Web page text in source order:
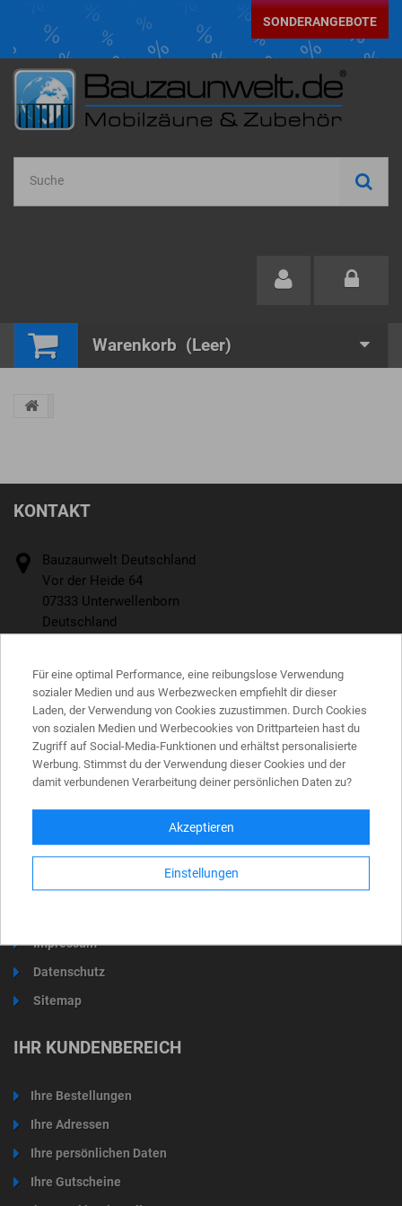
SONDERANGEBOTE
Warenkorb (Leer)
KONTAKT
Bauzaunwelt Deutschland
Vor der Heide 64
07333 Unterwellenborn
Deutschland
+4936715242770
E-Mail
office@bauzaunwelt.de
INFORMATIONEN
Rücknahmebedingung
Impressum
Datenschutz
Sitemap
IHR KUNDENBEREICH
Ihre Bestellungen
Ihre Adressen
Ihre persönlichen Daten
Ihre Gutscheine
Für eine optimal Performance, eine reibungslose Verwendung
sozialer Medien und aus Werbezwecken empfiehlt dir dieser
Laden, der Verwendung von Cookies zuzustimmen. Durch Cookies
von sozialen Medien und Werbecookies von Drittparteien hast du
Zugriff auf Social-Media-Funktionen und erhältst personalisierte
Werbung. Stimmst du der Verwendung dieser Cookies und der
damit verbundenen Verarbeitung deiner persönlichen Daten zu?
Akzeptieren
Einstellungen